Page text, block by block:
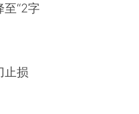
“2字
止损